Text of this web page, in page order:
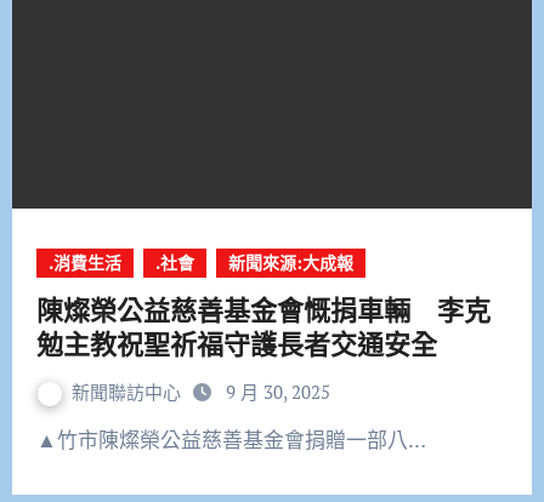
.消費生活 .社會 新聞來源:大成報
陳燦榮公益慈善基金會慨捐車輛 李克
勉主教祝聖祈福守護長者交通安全
新聞聯訪中心 9 月 30, 2025
▲竹市陳燦榮公益慈善基金會捐贈一部八…